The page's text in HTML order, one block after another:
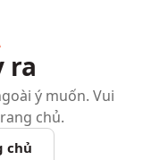
ra
ý muốn. Vui
chủ.
chủ